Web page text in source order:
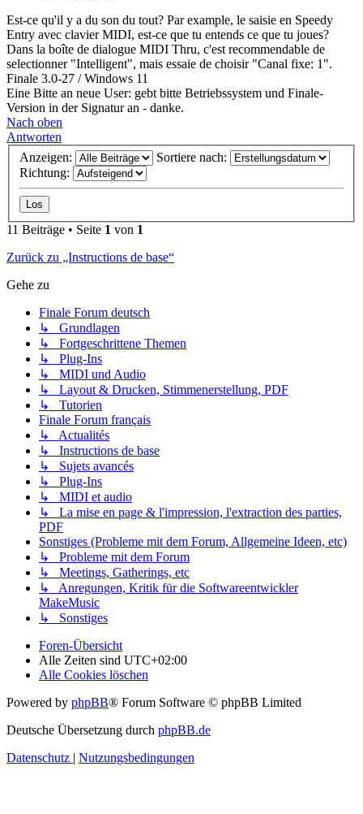
Est-ce qu'il y a du son du tout? Par example, le saisie en Speedy
Entry avec clavier MIDI, est-ce que tu entends ce que tu joues?
Dans la boîte de dialogue MIDI Thru, c'est recommendable de
selectionner "Intelligent", mais essaie de choisir "Canal fixe: 1".
Finale 3.0-27 / Windows 11
Eine Bitte an neue User: gebt bitte Betriebssystem und Finale-
Version in der Signatur an - danke.
Nach oben
Antworten
Anzeigen:
Sortiere nach:
Richtung:
11 Beiträge • Seite 1 von 1
Zurück zu „Instructions de base“
Gehe zu
Finale Forum deutsch
↳ Grundlagen
↳ Fortgeschrittene Themen
↳ Plug-Ins
↳ MIDI und Audio
↳ Layout & Drucken, Stimmenerstellung, PDF
↳ Tutorien
Finale Forum français
↳ Actualités
↳ Instructions de base
↳ Sujets avancés
↳ Plug-Ins
↳ MIDI et audio
↳ La mise en page & l'impression, l'extraction des parties,
PDF
Sonstiges (Probleme mit dem Forum, Allgemeine Ideen, etc)
↳ Probleme mit dem Forum
↳ Meetings, Gatherings, etc
↳ Anregungen, Kritik für die Softwareentwickler
MakeMusic
↳ Sonstiges
Foren-Übersicht
Alle Zeiten sind UTC+02:00
Alle Cookies löschen
Powered by phpBB® Forum Software © phpBB Limited
Deutsche Übersetzung durch phpBB.de
Datenschutz | Nutzungsbedingungen